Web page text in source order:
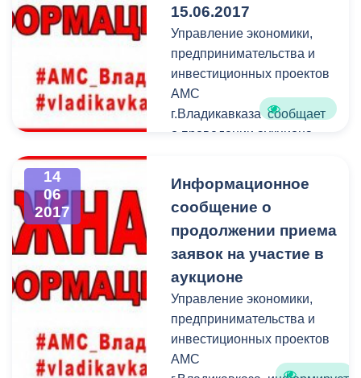
ТСЖ,
ресурсоснабжающих
организаций. В работе
штаба принял участие и
заместитель начальника
управления министерства
ЖКХ, топлива и
15.06.2017
Управление экономики,
предпринимательства и
инвестиционных проектов
АМС
г.Владикавказа сообщает
о проведении аукциона
продаже права
заключения договора на
право размещения
нестационарного
торгового объекта (далее-
НТО) на период: с
момента подписания
договора на один
календарный год.
14
06
2017
Информационное
сообщение о
продолжении приема
заявок на участие в
аукционе
Управление экономики,
предпринимательства и
инвестиционных проектов
АМС